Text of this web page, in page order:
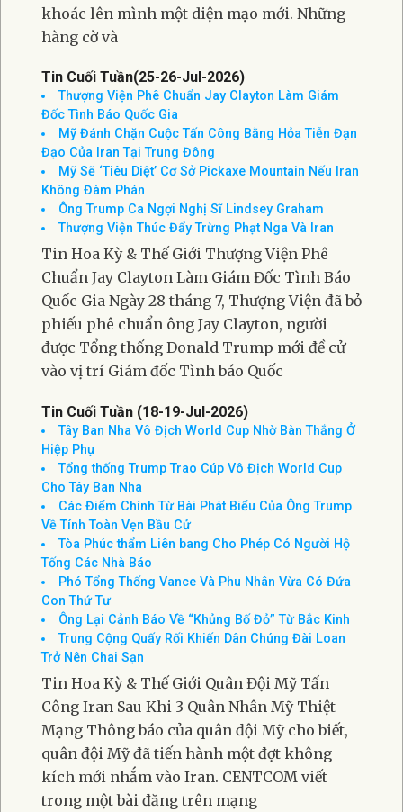
khoác lên mình một diện mạo mới. Những
hàng cờ và
Tin Cuối Tuần(25-26-Jul-2026)
Thượng Viện Phê Chuẩn Jay Clayton Làm Giám
Đốc Tình Báo Quốc Gia
Mỹ Đánh Chặn Cuộc Tấn Công Bằng Hỏa Tiễn Đạn
Đạo Của Iran Tại Trung Đông
Mỹ Sẽ ‘Tiêu Diệt’ Cơ Sở Pickaxe Mountain Nếu Iran
Không Đàm Phán
Ông Trump Ca Ngợi Nghị Sĩ Lindsey Graham
Thượng Viện Thúc Đẩy Trừng Phạt Nga Và Iran
Tin Hoa Kỳ & Thế Giới Thượng Viện Phê
Chuẩn Jay Clayton Làm Giám Đốc Tình Báo
Quốc Gia Ngày 28 tháng 7, Thượng Viện đã bỏ
phiếu phê chuẩn ông Jay Clayton, người
được Tổng thống Donald Trump mới đề cử
vào vị trí Giám đốc Tình báo Quốc
Tin Cuối Tuần (18-19-Jul-2026)
Tây Ban Nha Vô Địch World Cup Nhờ Bàn Thắng Ở
Hiệp Phụ
Tổng thống Trump Trao Cúp Vô Địch World Cup
Cho Tây Ban Nha
Các Điểm Chính Từ Bài Phát Biểu Của Ông Trump
Về Tính Toàn Vẹn Bầu Cử
Tòa Phúc thẩm Liên bang Cho Phép Có Người Hộ
Tống Các Nhà Báo
Phó Tổng Thống Vance Và Phu Nhân Vừa Có Đứa
Con Thứ Tư
Ông Lại Cảnh Báo Về “Khủng Bố Đỏ” Từ Bắc Kinh
Trung Cộng Quấy Rối Khiến Dân Chúng Đài Loan
Trở Nên Chai Sạn
Tin Hoa Kỳ & Thế Giới Quân Đội Mỹ Tấn
Công Iran Sau Khi 3 Quân Nhân Mỹ Thiệt
Mạng Thông báo của quân đội Mỹ cho biết,
quân đội Mỹ đã tiến hành một đợt không
kích mới nhắm vào Iran. CENTCOM viết
trong một bài đăng trên mạng